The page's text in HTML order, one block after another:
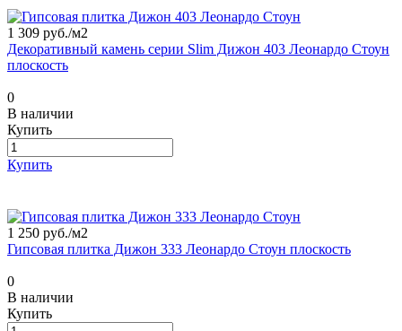
1 309 руб./м2
Декоративный камень серии Slim Дижон 403 Леонардо Стоун
плоскость
0
В наличии
Купить
Купить
1 250 руб./м2
Гипсовая плитка Дижон 333 Леонардо Стоун плоскость
0
В наличии
Купить